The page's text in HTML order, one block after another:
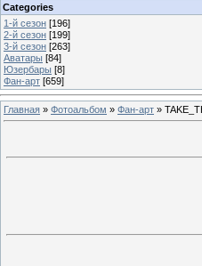
Categories
1-й сезон [196]
2-й сезон [199]
3-й сезон [263]
Аватары [84]
Юзербары [8]
Фан-арт [659]
Главная » Фотоальбом » Фан-арт »